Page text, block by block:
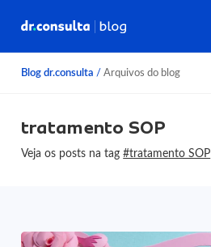
Blog dr.consulta / Arquivos do blog
tratamento SOP
Veja os posts na tag#tratamento SOP